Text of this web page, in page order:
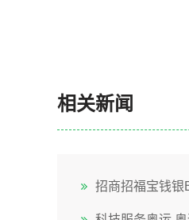
相关新闻
招商招福宝钱银